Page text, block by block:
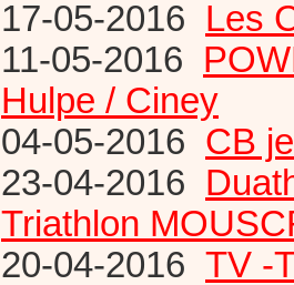
17-05-2016 Les
11-05-2016
Hulpe / Ciney
04-05-2016 CB
23-04-2016
Triathlon
20-04-2016 TV -